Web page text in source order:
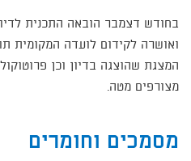
בחודש דצמבר הובאה התכנית
ואושרה לקידום לועדה המקומית
מצורפים מטה.
מסמכים וחומרים